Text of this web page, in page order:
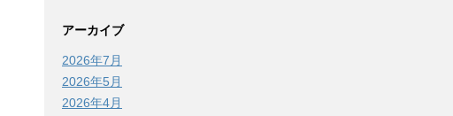
アーカイブ
2026年7月
2026年5月
2026年4月